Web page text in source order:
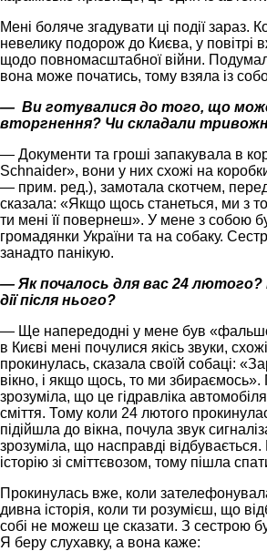
Мені боляче згадувати ці події зараз.
невелику подорож до Києва, у повітрі
щодо повномасштабної війни.
вона може початись, тому взяла із
— Ви готувалися до того, що
вторгнення? Чи складали
— Документи та гроші запакувала в
Schnaider», вони у них схожі на
— прим. ред.), замотала скотчем,
сказала: «Якщо щось станеться, ми з
ти мені її повернеш». У мене з собою
громадянки України та на собаку.
занадто панікую.
— Як почалось для вас 24 лютого?
дії після нього?
— Ще напередодні у мене був
в Києві мені почулися якісь звуки,
прокинулась, сказала своїй собаці:
вікно, і якщо щось, то ми збираємось».
зрозуміла, що це гідравліка
сміття. Тому коли 24 лютого
підійшла до вікна, почула звук
зрозуміла, що насправді
історію зі сміттєвозом, тому пішла
Прокинулась вже, коли
дивна історія, коли ти розумієш, що
собі не можеш це сказати. З сестрою
Я беру слухавку, а вона каже: